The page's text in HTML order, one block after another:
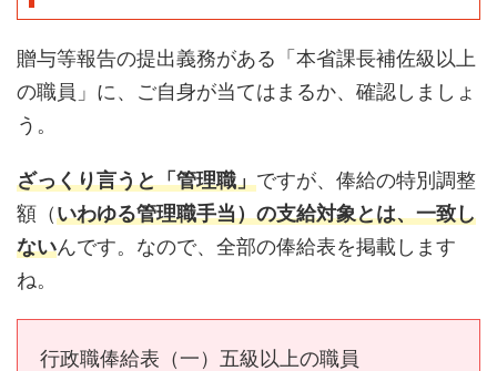
贈与等報告の提出義務がある「本省課長補佐級以上
の職員」に、ご自身が当てはまるか、確認しましょ
う。
ざっくり言うと「管理職」ですが、俸給の特別調整
額（いわゆる管理職手当）の支給対象とは、一致し
ないんです。なので、全部の俸給表を掲載します
ね。
行政職俸給表（一）五級以上の職員